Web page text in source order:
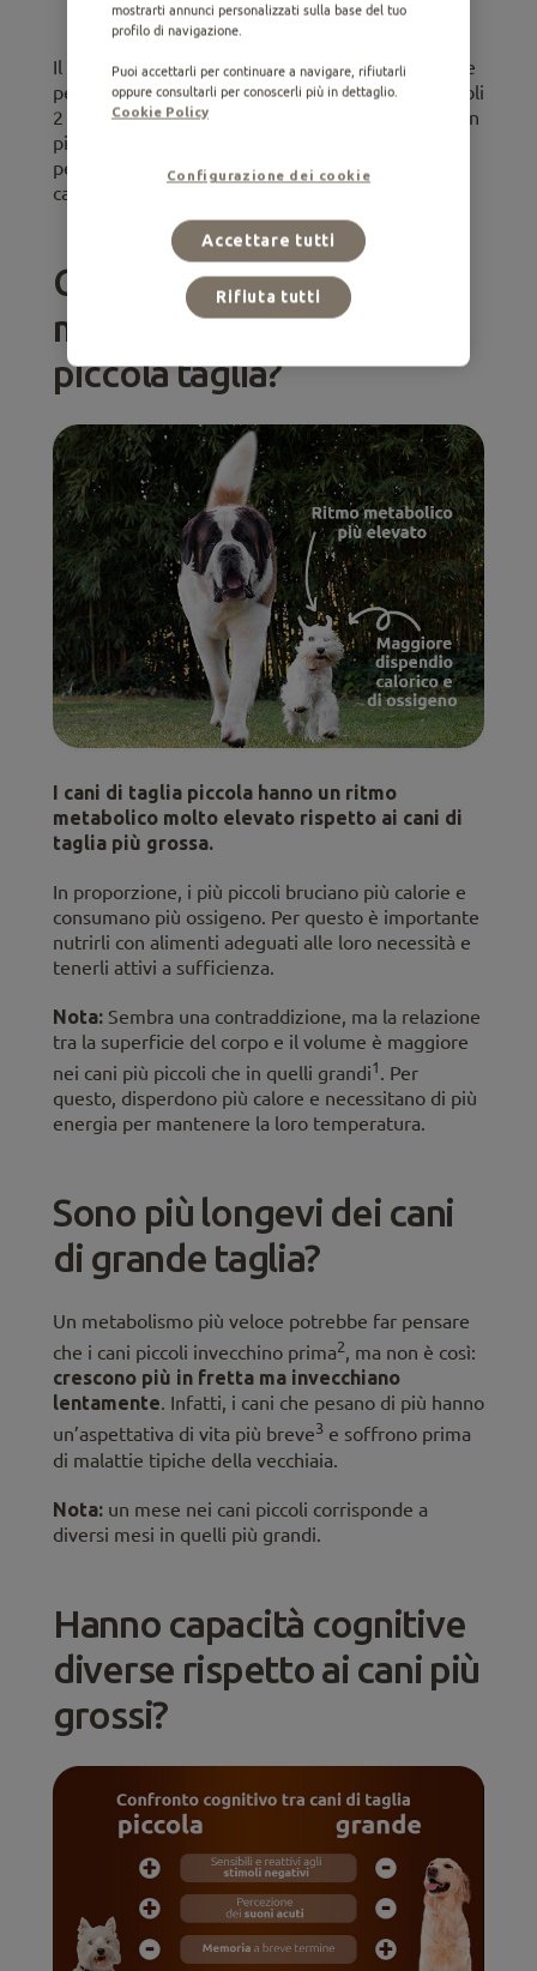
Il cane è la specie più varia del mondo animale. Se
pensiamo ad esempio alla taglia, ci sono cani di soli
2 kili e altri che arrivano a pesare fino a 50 volte in
più! In questo articolo scoprirai quali sono le
peculiarità che rendono unico anche il più piccolo
cane.
Come funziona il
metabolismo dei cani di
piccola taglia?
I cani di taglia piccola hanno un ritmo
metabolico molto elevato rispetto ai cani di
taglia più grossa.
In proporzione, i più piccoli bruciano più calorie e
consumano più ossigeno. Per questo è importante
nutrirli con alimenti adeguati alle loro necessità e
tenerli attivi a sufficienza.
Nota: Sembra una contraddizione, ma la relazione
tra la superficie del corpo e il volume è maggiore
nei cani più piccoli che in quelli grandi1. Per
questo, disperdono più calore e necessitano di più
energia per mantenere la loro temperatura.
Sono più longevi dei cani
di grande taglia?
Un metabolismo più veloce potrebbe far pensare
che i cani piccoli invecchino prima2, ma non è così:
crescono più in fretta ma invecchiano
lentamente. Infatti, i cani che pesano di più hanno
un’aspettativa di vita più breve3 e soffrono prima
di malattie tipiche della vecchiaia.
Nota: un mese nei cani piccoli corrisponde a
diversi mesi in quelli più grandi.
Hanno capacità cognitive
diverse rispetto ai cani più
grossi?
mostrarti annunci personalizzati sulla base del tuo
profilo di navigazione.
Puoi accettarli per continuare a navigare, rifiutarli
oppure consultarli per conoscerli più in dettaglio.
Cookie Policy
Configurazione dei cookie
Rifiuta tutti
Accettare tutti